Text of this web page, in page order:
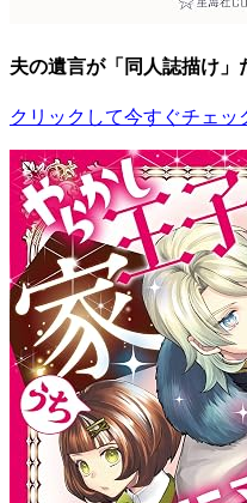
夫の遺言が「同人誌描け」
クリックして今すぐチェッ